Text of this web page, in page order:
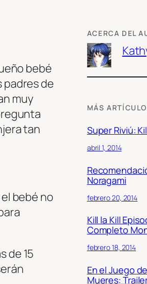
bebé
padres de
muy
tan
bebé no
de 15
ACERCA DEL
MÁS
Super Riviú:
abril 1, 2014
Noragami
febrero 20, 2014
Kill la Kill
Completo
febrero 18, 2014
En el Juego
Mueres: